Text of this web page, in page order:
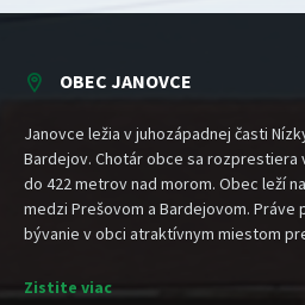
OBEC JANOVCE
Janovce ležia v juhozápadnej časti
Bardejov. Chotár obce sa rozprestiera
do 422 metrov nad morom. Obec leží
medzi Prešovom a Bardejovom. Práve
bývanie v obci atraktívnym miestom
Zistite viac